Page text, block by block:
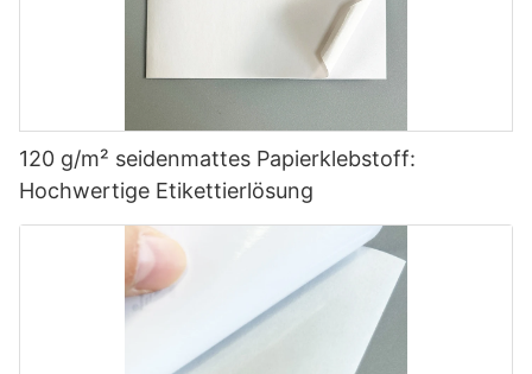
120 g/m² seidenmattes Papierklebstoff:
Hochwertige Etikettierlösung